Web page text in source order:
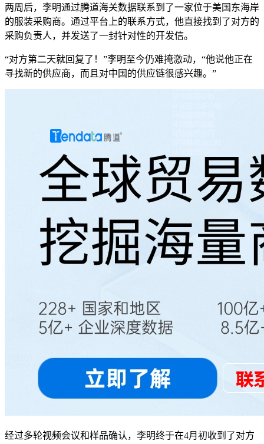
两周后，李明通过腾道海关数据联系到了一家位于美国东海岸
的服装采购商。通过平台上的联系方式，他直接找到了对方的
采购负责人，并发送了一封针对性的开发信。
“对方第二天就回复了！”李明至今仍难掩激动，“他说他正在
寻找新的供应商，而且对中国的供应链很感兴趣。”
经过多轮视频会议和样品确认，李明终于在4月初收到了对方